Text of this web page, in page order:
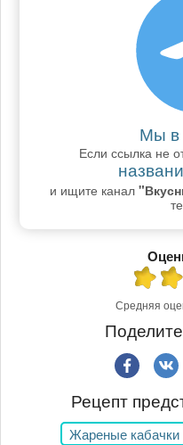
Мы в
Если ссылка не
и ищите канал
Средняя
Рецепт
Жареные кабачки